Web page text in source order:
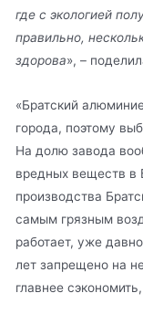
где с экологией
правильно,
здорова», –
«Братский
города, поэтому
На долю завода
вредных веществ в
производства
самым грязным
работает, уже
лет запрещено на
главнее